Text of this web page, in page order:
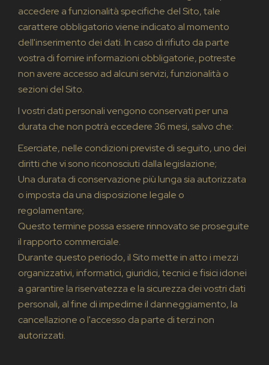
accedere a funzionalità specifiche del Sito, tale
carattere obbligatorio viene indicato al momento
dell'inserimento dei dati. In caso di rifiuto da parte
vostra di fornire informazioni obbligatorie, potreste
non avere accesso ad alcuni servizi, funzionalità o
sezioni del Sito.
I vostri dati personali vengono conservati per una
durata che non potrà eccedere 36 mesi, salvo che:
Eserciate, nelle condizioni previste di seguito, uno dei
diritti che vi sono riconosciuti dalla legislazione;
Una durata di conservazione più lunga sia autorizzata
o imposta da una disposizione legale o
regolamentare;
Questo termine possa essere rinnovato se proseguite
il rapporto commerciale.
Durante questo periodo, il Sito mette in atto i mezzi
organizzativi, informatici, giuridici, tecnici e fisici idonei
a garantire la riservatezza e la sicurezza dei vostri dati
personali, al fine di impedirne il danneggiamento, la
cancellazione o l'accesso da parte di terzi non
autorizzati.